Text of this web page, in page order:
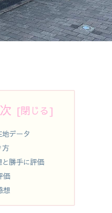
地データ
方
と勝手に評価
価
想